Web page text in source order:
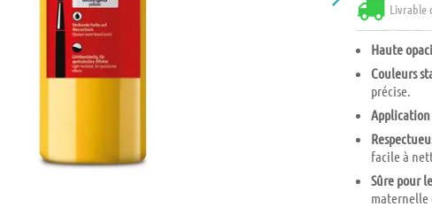
Livrable
Haute
Couleurs
précise.
facile à
Sûre pour
maternelle